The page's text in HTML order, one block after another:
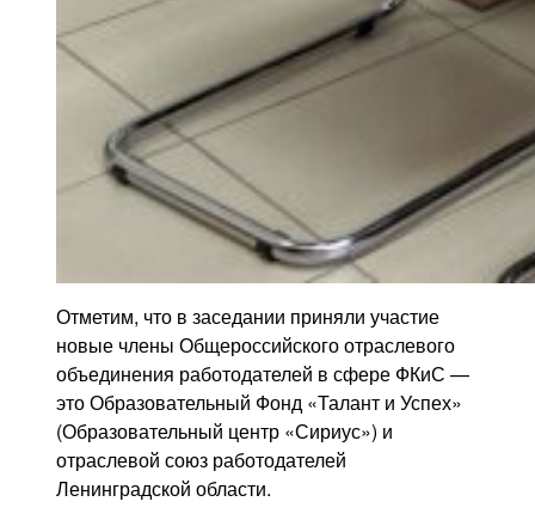
Отметим, что в заседании приняли участие
новые члены Общероссийского отраслевого
объединения работодателей в сфере ФКиС —
это Образовательный Фонд «Талант и Успех»
(Образовательный центр «Сириус») и
отраслевой союз работодателей
Ленинградской области.